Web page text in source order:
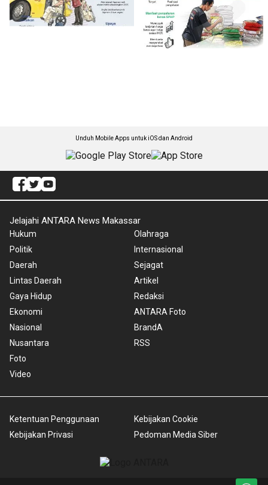
Unduh Mobile Apps untuk iOS dan Android
Jelajahi ANTARA News Makassar
Hukum
Politik
Daerah
Lintas Daerah
Gaya Hidup
Ekonomi
Nasional
Nusantara
Foto
Video
Olahraga
Internasional
Sejagat
Artikel
Redaksi
ANTARA Foto
BrandA
RSS
Ketentuan Penggunaan
Kebijakan Privasi
Kebijakan Cookie
Pedoman Media Siber